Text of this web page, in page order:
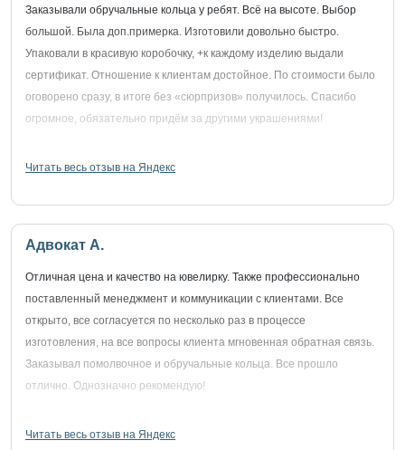
Заказывали обручальные кольца у ребят. Всё на высоте. Выбор
большой. Была доп.примерка. Изготовили довольно быстро.
Упаковали в красивую коробочку, +к каждому изделию выдали
сертификат. Отношение к клиентам достойное. По стоимости было
оговорено сразу, в итоге без «сюрпризов» получилось. Спасибо
огромное, обязательно придём за другими украшениями!
Читать весь отзыв на Яндекс
Адвокат А.
Отличная цена и качество на ювелирку. Также профессионально
поставленный менеджмент и коммуникации с клиентами. Все
открыто, все согласуется по несколько раз в процессе
изготовления, на все вопросы клиента мгновенная обратная связь.
Заказывал помолвочное и обручальные кольца. Все прошло
отлично. Однозначно рекомендую!
Читать весь отзыв на Яндекс